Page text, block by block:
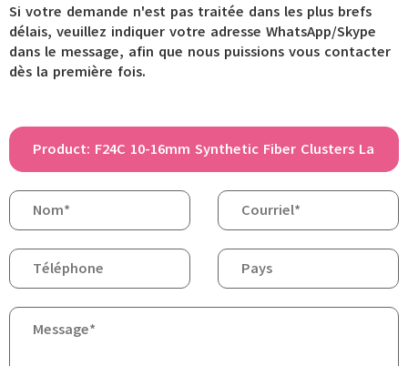
Si votre demande n'est pas traitée dans les plus brefs
délais, veuillez indiquer votre adresse WhatsApp/Skype
dans le message, afin que nous puissions vous contacter
dès la première fois.